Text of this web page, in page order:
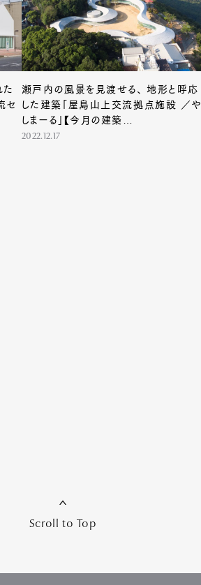
た
セ
瀬戸内の風景を見渡せる、 地形と呼応
した建築「屋島山上交流拠点施設 ／や
しまーる」【今月の建築
ARCHITECTURE FILE #03】
2022.12.17
Scroll to Top